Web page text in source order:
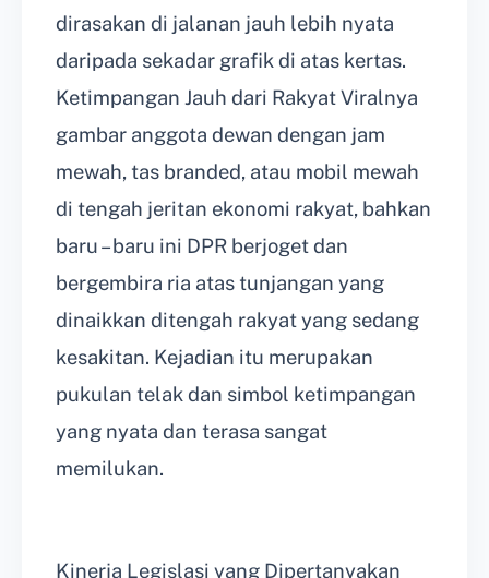
dirasakan di jalanan jauh lebih nyata
daripada sekadar grafik di atas kertas.
Ketimpangan Jauh dari Rakyat Viralnya
gambar anggota dewan dengan jam
mewah, tas branded, atau mobil mewah
di tengah jeritan ekonomi rakyat, bahkan
baru – baru ini DPR berjoget dan
bergembira ria atas tunjangan yang
dinaikkan ditengah rakyat yang sedang
kesakitan. Kejadian itu merupakan
pukulan telak dan simbol ketimpangan
yang nyata dan terasa sangat
memilukan.
Kinerja Legislasi yang Dipertanyakan